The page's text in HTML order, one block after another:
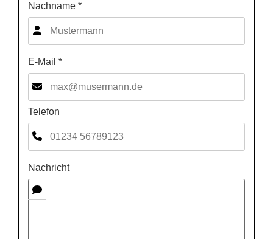
Nachname *
E-Mail *
Telefon
Nachricht